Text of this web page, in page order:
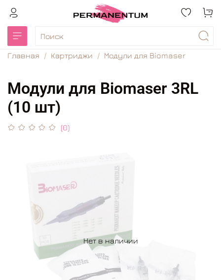
Главная Картриджи Модули для Biomaser
Модули для Biomaser 3RL
(10 шт)
(0)
Нет в наличии